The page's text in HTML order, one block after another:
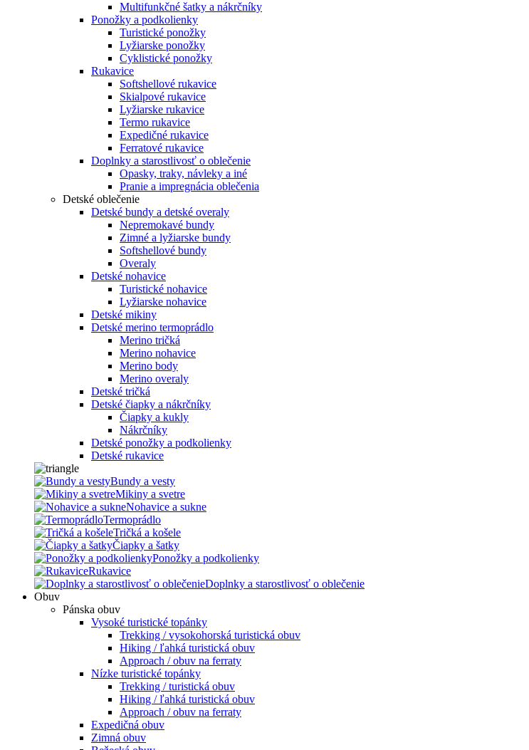
Multifunkčné šatky a nákrčníky
Ponožky a podkolienky
Turistické ponožky
Lyžiarske ponožky
Cyklistické ponožky
Rukavice
Softshellové rukavice
Skialpové rukavice
Lyžiarske rukavice
Termo rukavice
Expedičné rukavice
Ferratové rukavice
Doplnky a starostlivosť o oblečenie
Opasky, traky, návleky a iné
Pranie a impregnácia oblečenia
Detské oblečenie
Detské bundy a detské overaly
Nepremokavé bundy
Zimné a lyžiarske bundy
Softshellové bundy
Overaly
Detské nohavice
Turistické nohavice
Lyžiarske nohavice
Detské mikiny
Detské merino termoprádlo
Merino tričká
Merino nohavice
Merino body
Merino overaly
Detské tričká
Detské čiapky a nákrčníky
Čiapky a kukly
Nákrčníky
Detské ponožky a podkolienky
Detské rukavice
Bundy a vesty
Mikiny a svetre
Nohavice a sukne
Termoprádlo
Tričká a košele
Čiapky a šatky
Ponožky a podkolienky
Rukavice
Doplnky a starostlivosť o oblečenie
Obuv
Pánska obuv
Vysoké turistické topánky
Trekking / vysokohorská turistická obuv
Hiking / ľahká turistická obuv
Approach / obuv na ferraty
Nízke turistické topánky
Trekking / turistická obuv
Hiking / ľahká turistická obuv
Approach / obuv na ferraty
Expedičná obuv
Zimná obuv